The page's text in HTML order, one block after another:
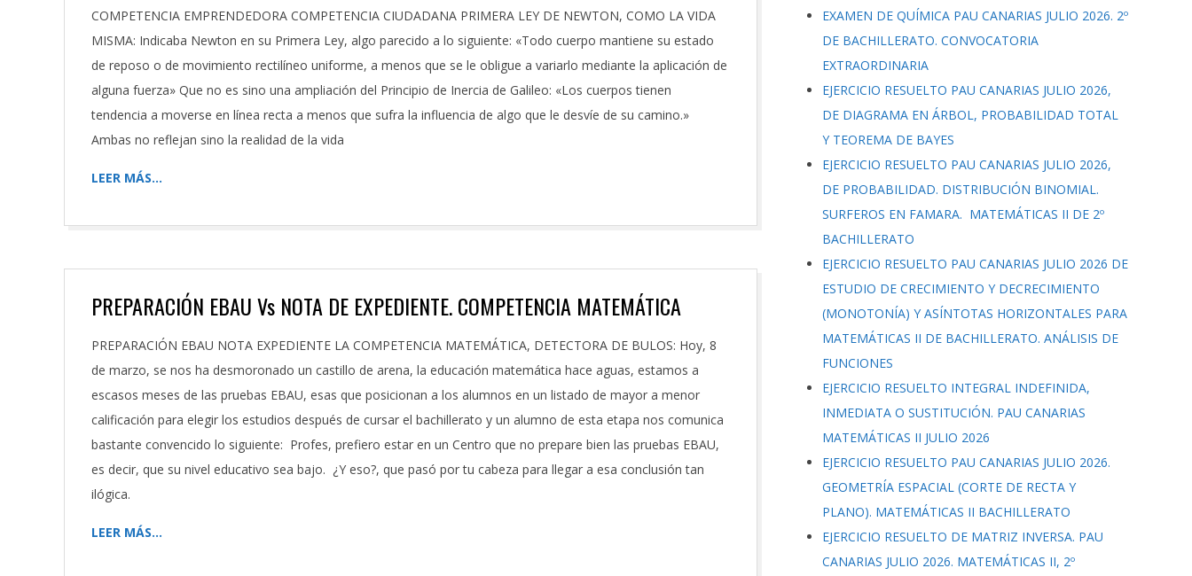
08-
30
COMPETENCIA EMPRENDEDORA COMPETENCIA CIUDADANA PRIMERA LEY DE NEWTON, COMO LA VIDA
MISMA: Indicaba Newton en su Primera Ley, algo parecido a lo siguiente: «Todo cuerpo mantiene su estado
de reposo o de movimiento rectilíneo uniforme, a menos que se le obligue a variarlo mediante la aplicación de
alguna fuerza» Que no es sino una ampliación del Principio de Inercia de Galileo: «Los cuerpos tienen
tendencia a moverse en línea recta a menos que sufra la influencia de algo que le desvíe de su camino.»
Ambas no reflejan sino la realidad de la vida
LEER MÁS…
PREPARACIÓN EBAU Vs NOTA DE EXPEDIENTE. COMPETENCIA MATEMÁTICA
2023-
03-
08
PREPARACIÓN EBAU NOTA EXPEDIENTE LA COMPETENCIA MATEMÁTICA, DETECTORA DE BULOS: Hoy, 8
de marzo, se nos ha desmoronado un castillo de arena, la educación matemática hace aguas, estamos a
escasos meses de las pruebas EBAU, esas que posicionan a los alumnos en un listado de mayor a menor
calificación para elegir los estudios después de cursar el bachillerato y un alumno de esta etapa nos comunica
bastante convencido lo siguiente: Profes, prefiero estar en un Centro que no prepare bien las pruebas EBAU,
es decir, que su nivel educativo sea bajo. ¿Y eso?, que pasó por tu cabeza para llegar a esa conclusión tan
ilógica.
LEER MÁS…
EXAMEN DE QUÍMICA PAU CANARIAS JULIO 2026. 2º
DE BACHILLERATO. CONVOCATORIA
EXTRAORDINARIA
EJERCICIO RESUELTO PAU CANARIAS JULIO 2026,
DE DIAGRAMA EN ÁRBOL, PROBABILIDAD TOTAL
Y TEOREMA DE BAYES
EJERCICIO RESUELTO PAU CANARIAS JULIO 2026,
DE PROBABILIDAD. DISTRIBUCIÓN BINOMIAL.
SURFEROS EN FAMARA. MATEMÁTICAS II DE 2º
BACHILLERATO
EJERCICIO RESUELTO PAU CANARIAS JULIO 2026 DE
ESTUDIO DE CRECIMIENTO Y DECRECIMIENTO
(MONOTONÍA) Y ASÍNTOTAS HORIZONTALES PARA
MATEMÁTICAS II DE BACHILLERATO. ANÁLISIS DE
FUNCIONES
EJERCICIO RESUELTO INTEGRAL INDEFINIDA,
INMEDIATA O SUSTITUCIÓN. PAU CANARIAS
MATEMÁTICAS II JULIO 2026
EJERCICIO RESUELTO PAU CANARIAS JULIO 2026.
GEOMETRÍA ESPACIAL (CORTE DE RECTA Y
PLANO). MATEMÁTICAS II BACHILLERATO
EJERCICIO RESUELTO DE MATRIZ INVERSA. PAU
CANARIAS JULIO 2026. MATEMÁTICAS II, 2º